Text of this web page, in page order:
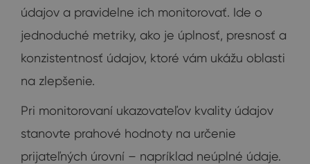
údajov a pravidelne ich monitorovať. Ide o
jednoduché metriky, ako je úplnosť, presnosť a
konzistentnosť údajov, ktoré vám ukážu oblasti
na zlepšenie.
Pri monitorovaní ukazovateľov kvality údajov
stanovte prahové hodnoty na určenie
prijateľných úrovní – napríklad neúplné údaje.